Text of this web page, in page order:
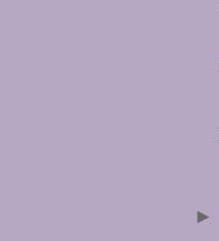
►